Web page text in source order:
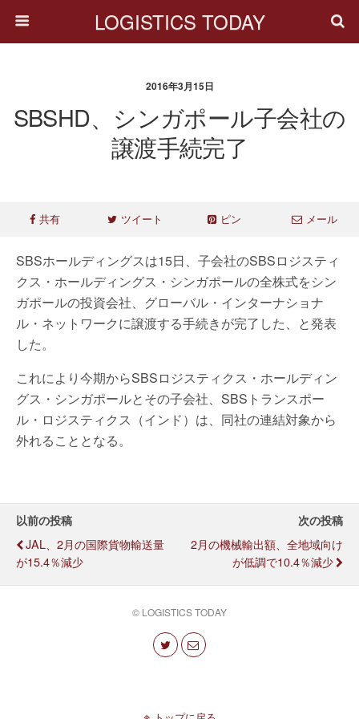
LOGISTICS TODAY
2016年3月15日
SBSHD、シンガポール子会社の
譲渡手続完了
共有 ツイート ピン メール
SBSホールディングスは15日、子会社のSBSロジスティ
クス・ホールディングス・シンガポールの全株式をシン
ガポールの投資会社、グローバル・インターナショナ
ル・ネットワークに譲渡する手続きが完了した、と発表
した。
これにより今期からSBSロジスティクス・ホールディン
グス・シンガポールとその子会社、SBSトランスポー
ル・ロジスティクス（インド）は、同社の連結対象から
外れることとなる。
以前の投稿
JAL、2月の国際貨物輸送量
が15.4％減少
次の投稿
2月の機械輸出額、全地域向け
が低調で10.4％減少
© LOGISTICS TODAY